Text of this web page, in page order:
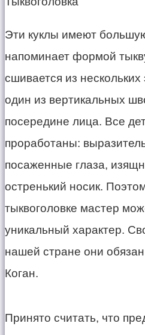
Эти куклы имеют
напоминает формой
сшивается из
один из вертикальных
посередине лица. Все
проработаны:
посаженные глаза,
остренький носик.
тыквоголовке мастер
уникальный характер.
нашей стране они
Коган.
​Принято считать, что